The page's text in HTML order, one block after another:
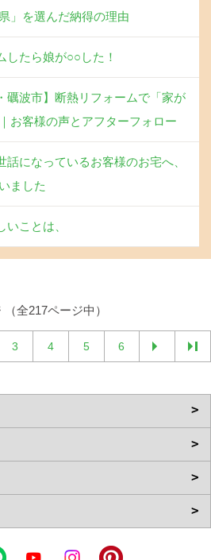
」を選んだ納得の理由
したら娘が○○した！
礪波市】断熱リフォームで「家が
お客様の声とアフターフォロー
話になっているお客様のお宅へ、
ました
いことは、
（全217ページ中）
3 4 5 6